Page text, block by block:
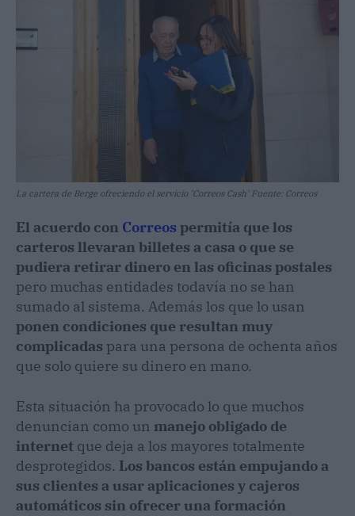
La cartera de Berge ofreciendo el servicio 'Correos Cash' Fuente: Correos
El acuerdo con Correospermitía que los
carteros llevaran billetes a casa o que se
pudiera retirar dinero en las oficinas postales
pero muchas entidades todavía no se han
sumado al sistema. Además los que lo usan
ponen condiciones que resultan muy
complicadas para una persona de ochenta años
que solo quiere su dinero en mano.
Esta situación ha provocado lo que muchos
denuncian como un manejo obligado de
internet que deja a los mayores totalmente
desprotegidos. Los bancos están empujando a
sus clientes a usar aplicaciones y cajeros
automáticos sin ofrecer una formación